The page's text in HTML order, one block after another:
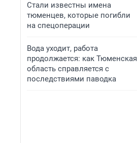
Стали известны имена
тюменцев, которые погибли
на спецоперации
Вода уходит, работа
продолжается: как Тюменская
область справляется с
последствиями паводка